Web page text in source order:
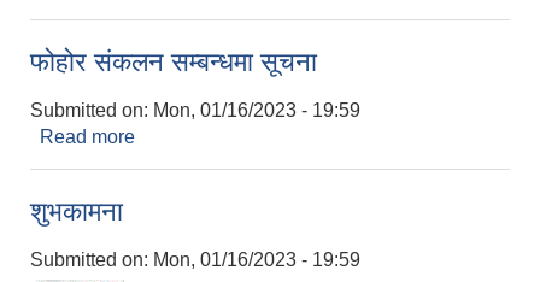
फोहोर संकलन सम्बन्धमा सूचना
Submitted on: Mon, 01/16/2023 - 19:59
Read more
शुभकामना
Submitted on: Mon, 01/16/2023 - 19:59